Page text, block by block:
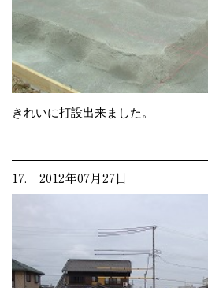
きれいに打設出来ました。
17. 2012年07月27日